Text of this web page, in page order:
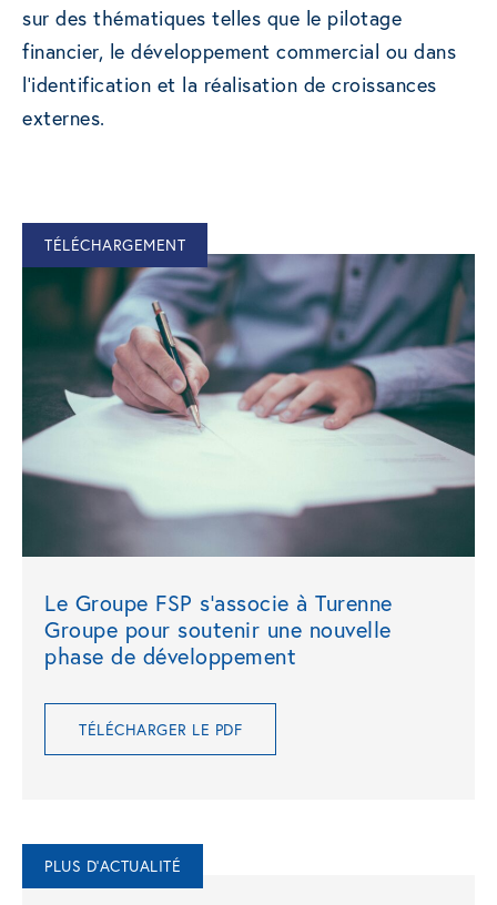
sur des thématiques telles que le pilotage
financier, le développement commercial ou dans
l’identification et la réalisation de croissances
externes.
TÉLÉCHARGEMENT
Le Groupe FSP s’associe à Turenne
Groupe pour soutenir une nouvelle
phase de développement
TÉLÉCHARGER LE PDF
PLUS D'ACTUALITÉ